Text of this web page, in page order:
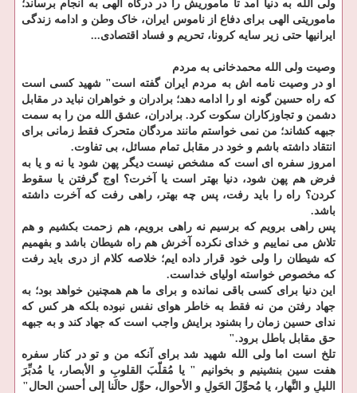
ولی الله به دنیا آمد تا ماموریش را در درگاه الهی به انجام برساند؛
ماموریتی الهی برای دفاع از ناموس ایران، خاک وطن و ادامه زندگی
ایرانیها حتی زیر سایه کرونا، تحریم و فساد اقتصادی...
وصیت ولی الله محمدخانی به مردم
او در وصیت نامه اش به مردم ایران گفته است" شهید کسی است
که راه حسین گونه او را ادامه دهد؛ برادران و خواهران نباید در مقابل
دشمن و تجاوزکاران سکوت کرد. برادران، عشق الله من را به سمت
جبهه کشاند؛ من نمی خواستم مانند مردگان متحرک فقط زمانی برای
انتقاد داشته باشم و خود در مقابل تمام مسائل، بی تفاوت.
امروز سفره ای است که مشخص نیست دیگر پهن شود یا نه و یا به
فرض هم پهن شود، دنیا بهتر است یا آخرت؟ اوج گرفتن یا سقوط
کردن؟ راه را باید رفت، پس چه بهتر، راهی رفت که آخرت داشته
باشد.
پس راهی برویم که برسیم نه راهی برویم، هم زحمت بکشیم و هم
تلاش می نماییم و خدای نکرده آخرش هم راه شیطان باشد و بفهمیم
که شیطان را ولی خود قرار داده ایم؛ خلاصه کلام از دری باید رفت
که مخصوص خواسته اولیای خداست.
این دنیا برای کسی باقی نمانده و برای ما هم همچنین خواهد بود؛ به
جهاد رفتن من نه فقط به خاطر هوای نفس نبوده بلکه هر کس که
ندای حسین زمان را بشنود برایش واجب است که جهاد کند و به جبهه
حق مقابل باطل برود."
تلخ است اما ولی الله شهید شد برای آنکه من و تو در کنار سفره
هفت سین بنشینیم و بخوانیم " یا مُقلّبَ القلوبِ و الأبصار، یا مُدبِّرَ
اللیلِ و النَّهار، یا مُحوِّلَ الحَولِ و الأحوال، حوِّل حالَنا إلی أحسنِ الحال"